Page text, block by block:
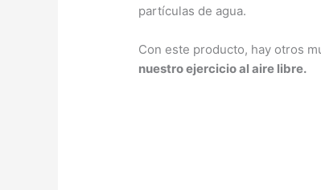
partículas de agua.
Con este producto, hay otros
nuestro ejercicio al aire libre.